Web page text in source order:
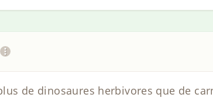
de dinosaures herbivores que de